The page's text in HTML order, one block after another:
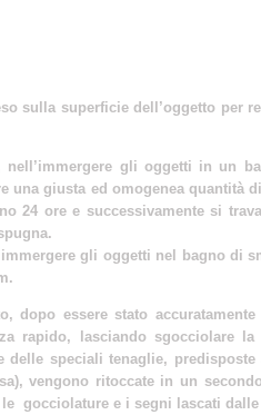
sulla superficie dell’oggetto per
nell’immergere gli oggetti in un
una giusta ed omogenea quantità
24 ore e successivamente si
gli oggetti nel bagno di
dopo essere stato
rapido, lasciando sgocciolare
delle speciali tenaglie,
vengono ritoccate in un
le gocciolature e i segni lascati